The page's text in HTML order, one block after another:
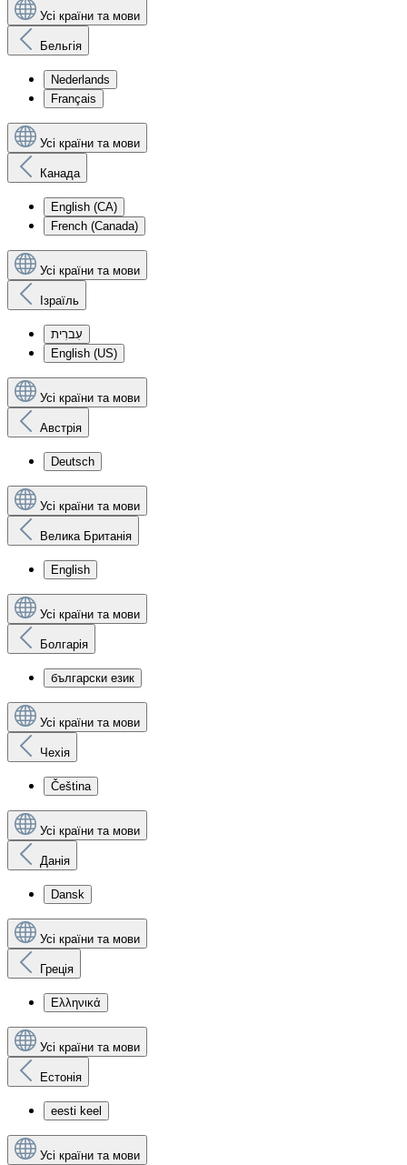
Усі країни та мови
Бельгія
Nederlands
Français
Усі країни та мови
Канада
English (CA)
French (Canada)
Усі країни та мови
Ізраїль
עִברִית
English (US)
Усі країни та мови
Австрія
Deutsch
Усі країни та мови
Велика Британія
English
Усі країни та мови
Болгарія
български език
Усі країни та мови
Чехія
Čeština
Усі країни та мови
Данія
Dansk
Усі країни та мови
Греція
Ελληνικά
Усі країни та мови
Естонія
eesti keel
Усі країни та мови